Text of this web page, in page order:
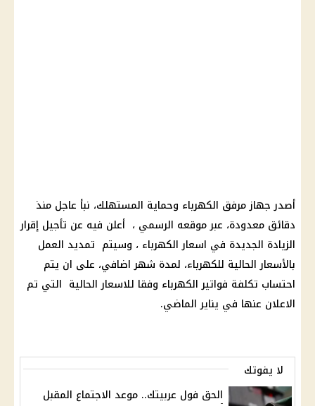
أصدر جهازمرفق الكهرباء وحماية المستهلك، نبأ عاجل منذ
دقائق معدودة، عبر موقعه الرسمي ، أعلن فيه عن تأجيل إقرار
الزيادة الجديدة في اسعار الكهرباء ، وسيتم تمديد العمل
بالأسعار الحالية للكهرباء، لمدة شهر اضافي، على ان يتم
احتساب تكلفة فواتير الكهرباء وفقا للاسعار الحالية التي تم
الاعلان عنها في يناير الماضي.
لا يفوتك
الحق فول عربيتك.. موعد الاجتماع المقبل